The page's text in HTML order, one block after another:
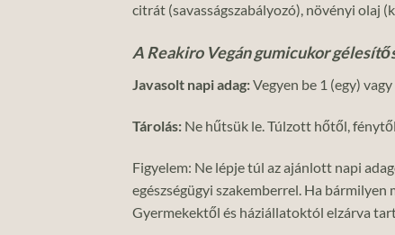
citrát (savasságszabályozó), növényi olaj
A Reakiro Vegán gumicukor
Javasolt napi adag:Vegyen be 1 (egy)
Tárolás: Ne hűtsük le. Túlzott hőtől,
Figyelem: Ne lépje túl az ajánlott napi
egészségügyi szakemberrel. Ha
Gyermekektől és háziállatoktól elzárva